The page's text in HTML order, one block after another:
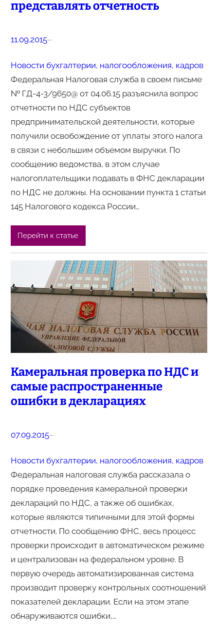
представлять отчетность
11.09.2015–
Новости бухгалтерии, налогообложения, кадров
Федеральная Налоговая служба в своем письме
№ ГД-4-3/9650@ от 04.06.15 разъяснила вопрос
отчетности по НДС субъектов
предпринимательской деятельности, которые
получили освобождение от уплаты этого налога
в связи с небольшим объемом выручки. По
сообщению ведомства, в этом случае
налогоплательщики подавать в ФНС декларации
по НДС не должны. На основании пункта 1 статьи
145 Налогового кодекса России…
Перейти к статье
Камеральная проверка по НДС и
самые распространенные
ошибки в декларациях
07.09.2015–
Новости бухгалтерии, налогообложения, кадров
Федеральная налоговая служба рассказала о
порядке проведения камеральной проверки
деклараций по НДС, а также об ошибках,
которые являются типичными для этой формы
отчетности. По сообщению ФНС, весь процесс
проверки происходит в автоматическом режиме
и централизован на федеральном уровне. В
первую очередь автоматизированная система
производит проверку контрольных соотношений
показателей декларации. Если на этом этапе
обнаруживаются ошибки,…